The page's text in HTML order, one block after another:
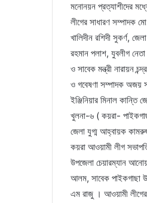
মনোনয়ন প্রত্যাশীদের
লীগের সাধারণ সম্পাদক
খালিদীন রশিদী সুকর্ণ,
রহমান পলাশ, যুবলীগ
ও সাবেক মন্ত্রী নারায়ন
ও গবেষণা সম্পাদক অজয়
ইঞ্জিনিয়ার মিনাল
খুলনা-৬ ( কয়রা-
জেলা যুগ্ম আহ্বায়ক
কয়রা আওয়ামী লীগ
উপজেলা চেয়ারম্যান
আলম, সাবেক পাইকগাছা
এম রাজু । আওয়ামী